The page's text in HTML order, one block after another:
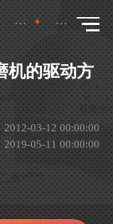
行业新闻 详情
机的驱动方
2012-03-12 00:00:00
2019-05-11 00:00:00